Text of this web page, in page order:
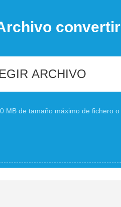
convertir
ARCHIVO
MB de tamaño máximo de fichero o